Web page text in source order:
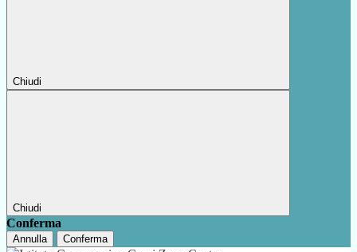
Chiudi
Chiudi
Conferma
Annulla Conferma